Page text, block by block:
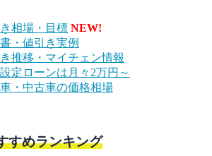
相場・目標 NEW!
・値引き実例
推移・マイチェン情報
定ローンは月々2万円～
・中古車の価格相場
すめランキング